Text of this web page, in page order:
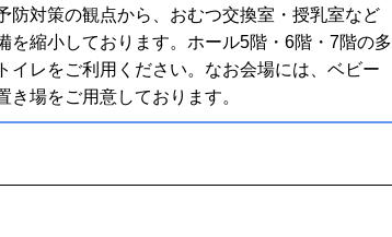
防対策の観点から、おむつ交換室・授乳室など
を縮小しております。ホール5階・6階・7階の多
イレをご利用ください。なお会場には、ベビー
き場をご用意しております。